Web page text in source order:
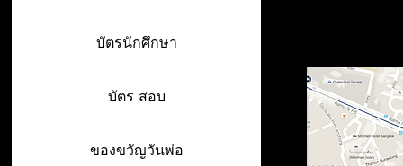
บัตรนักศึกษา
บัตร สอบ
ของขวัญวันพ่อ